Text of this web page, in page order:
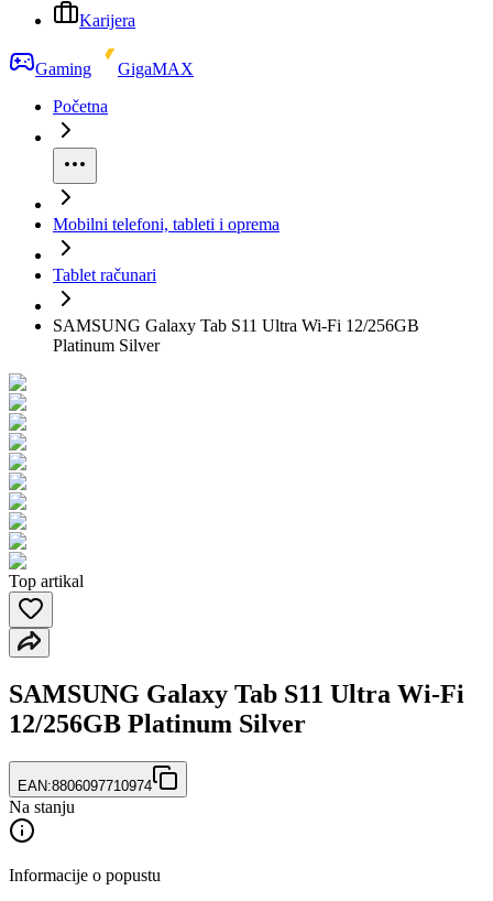
Karijera
Gaming
GigaMAX
Početna
Mobilni telefoni, tableti i oprema
Tablet računari
SAMSUNG Galaxy Tab S11 Ultra Wi-Fi 12/256GB
Platinum Silver
Top artikal
SAMSUNG Galaxy Tab S11 Ultra Wi-Fi
12/256GB Platinum Silver
EAN:8806097710974
Na stanju
Informacije o popustu